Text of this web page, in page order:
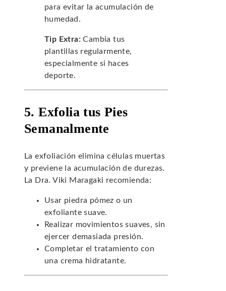
para evitar la acumulación de
humedad.
Tip Extra: Cambia tus
plantillas regularmente,
especialmente si haces
deporte.
5. Exfolia tus Pies
Semanalmente
La exfoliación elimina células muertas
y previene la acumulación de durezas.
La Dra. Viki Maragaki recomienda:
Usar piedra pómez o un
exfoliante suave.
Realizar movimientos suaves, sin
ejercer demasiada presión.
Completar el tratamiento con
una crema hidratante.